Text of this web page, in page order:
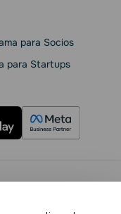
para Socios
para Startups